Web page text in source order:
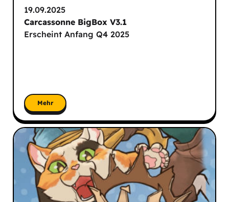
19.09.2025
Carcassonne BigBox V3.1
Erscheint Anfang Q4 2025
Mehr